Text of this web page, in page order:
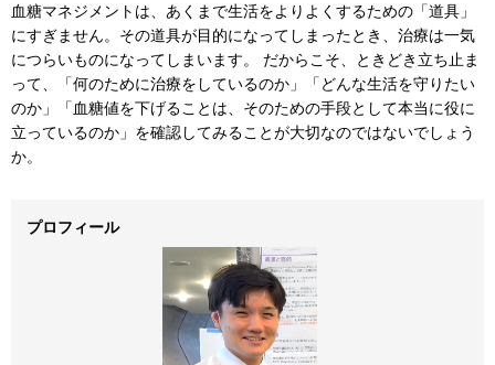
血糖マネジメントは、あくまで生活をよりよくするための「道具」
にすぎません。その道具が目的になってしまったとき、治療は一気
につらいものになってしまいます。 だからこそ、ときどき立ち止ま
って、「何のために治療をしているのか」「どんな生活を守りたい
のか」「血糖値を下げることは、そのための手段として本当に役に
立っているのか」を確認してみることが大切なのではないでしょう
か。
プロフィール